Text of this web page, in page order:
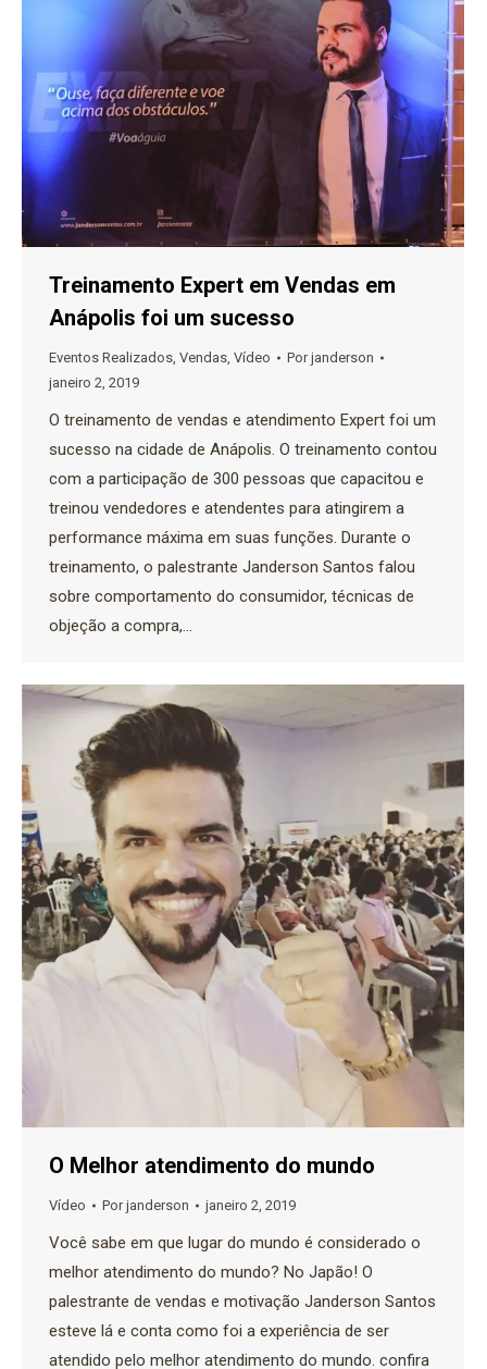
Treinamento Expert em Vendas em
Anápolis foi um sucesso
Eventos Realizados, Vendas, Vídeo Porjanderson
janeiro 2, 2019
O treinamento de vendas e atendimento Expert foi um
sucesso na cidade de Anápolis. O treinamento contou
com a participação de 300 pessoas que capacitou e
treinou vendedores e atendentes para atingirem a
performance máxima em suas funções. Durante o
treinamento, o palestrante Janderson Santos falou
sobre comportamento do consumidor, técnicas de
objeção a compra,…
O Melhor atendimento do mundo
Vídeo Porjanderson janeiro 2, 2019
Você sabe em que lugar do mundo é considerado o
melhor atendimento do mundo? No Japão! O
palestrante de vendas e motivação Janderson Santos
esteve lá e conta como foi a experiência de ser
atendido pelo melhor atendimento do mundo. confira